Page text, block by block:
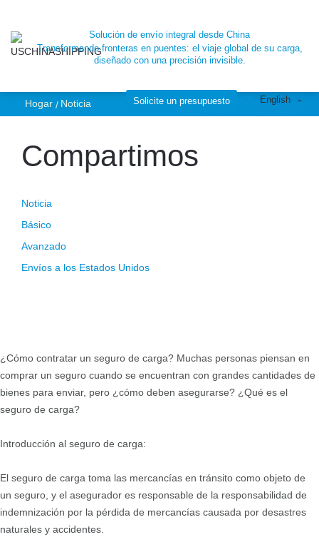
Algunos
conocimientos
sobre el seguro de
carga
Solución de envío integral desde China
Transformando fronteras en puentes: el viaje global de su carga,
diseñado con una precisión invisible.
Solicite un presupuesto English
Hogar Noticia
Compartimos
Noticia
Básico
Avanzado
Envíos a los Estados Unidos
¿Cómo contratar un seguro de carga? Muchas personas piensan en
comprar un seguro cuando se encuentran con grandes cantidades de
bienes para enviar, pero ¿cómo deben asegurarse? ¿Qué es el
seguro de carga?
Introducción al seguro de carga:
El seguro de carga toma las mercancías en tránsito como objeto de
un seguro, y el asegurador es responsable de la responsabilidad de
indemnización por la pérdida de mercancías causada por desastres
naturales y accidentes.